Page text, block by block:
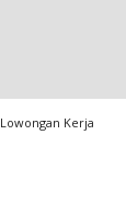
Lowongan Kerja